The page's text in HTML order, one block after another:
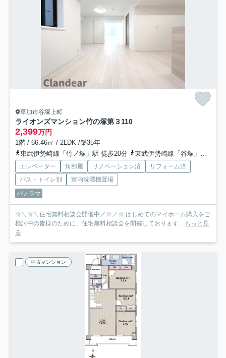
草加市谷塚上町
ライオンズマンション竹の塚第３110
2,399万円
1階 / 66.46㎡ / 2LDK /築35年
東武伊勢崎線「竹ノ塚」駅 徒歩20分
東武伊勢崎線「谷塚」駅 徒歩20分
エレベーター 角部屋 リノベーション済
リフォーム済
バス・トイレ別
室内洗濯機置場
パノラマ
☆＼☆＼住宅無料相談会開催中／☆／☆ はじめてのマイホーム購入をご
検討中の皆様のために、住宅無料相談会を開催しております... もっと見
る
中古マンション